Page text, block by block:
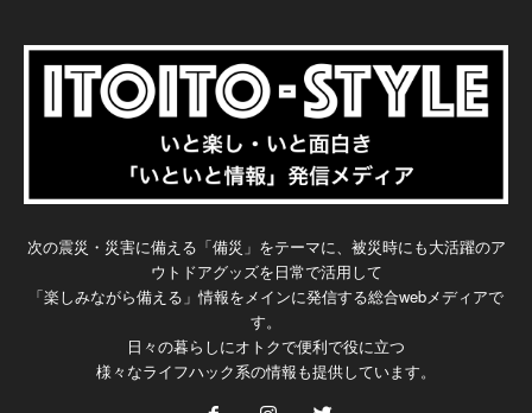
次の震災・災害に備える「備災」をテーマに、被災時にも大活躍のア
ウトドアグッズを日常で活用して
「楽しみながら備える」情報をメインに発信する総合webメディアで
す。
日々の暮らしにオトクで便利で役に立つ
様々なライフハック系の情報も提供しています。